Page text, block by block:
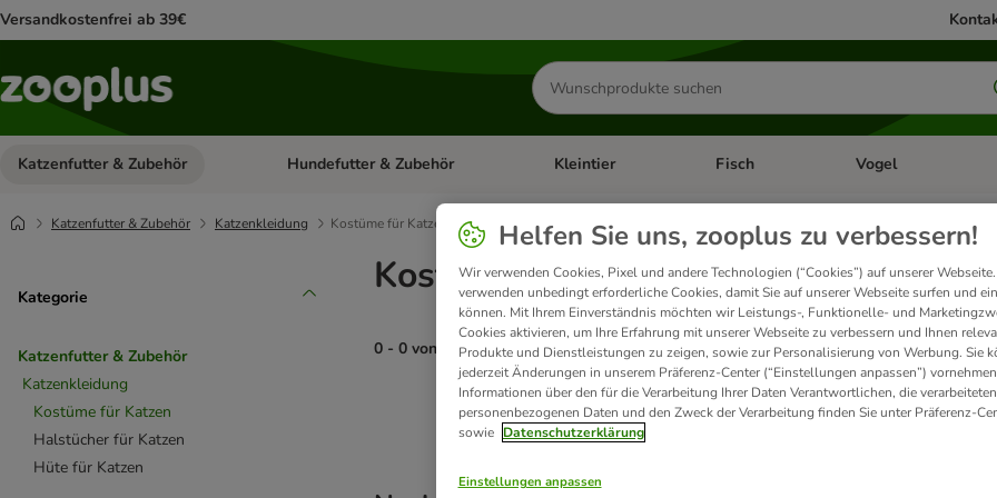
Versandkostenfrei ab 39€
Produkte
suchen
Katzenfutter & Zubehör Kategorie-Menü öffnen: Katzenfutter & Zubehör
Hundefutter & Zubehör Kategorie-Menü öffnen: Hundefutter & Zubehör
Kleintier Kategorie-Menü öffnen: Kleintier
Fisch Kategorie-Menü
Vogel
Katzenfutter & Zubehör Katzenkleidung Kostüme für Katzen
Kategorie
Katzenfutter & Zubehör
Katzenkleidung
Kostüme für Katzen
Halstücher für Katzen
Hüte für Katzen
Kostüm für Katzen
0 - 0 von 0 Produkte
product items have been changed
Helfen Sie uns, zooplus zu verbessern!
Wir verwenden Cookies, Pixel und andere Technologien (“Cookies”) auf unserer
verwenden unbedingt erforderliche Cookies, damit Sie auf unserer Webseite surfen und
können. Mit Ihrem Einverständnis möchten wir Leistungs-, Funktionelle- und
Cookies aktivieren, um Ihre Erfahrung mit unserer Webseite zu verbessern und Ihnen
Produkte und Dienstleistungen zu zeigen, sowie zur Personalisierung von Werbung. Sie
jederzeit Änderungen in unserem Präferenz-Center (“Einstellungen anpassen”)
Informationen über den für die Verarbeitung Ihrer Daten Verantwortlichen, die verarbeiteten
personenbezogenen Daten und den Zweck der Verarbeitung finden Sie unter Präferenz-
sowie Datenschutzerklärung
Einstellungen anpassen